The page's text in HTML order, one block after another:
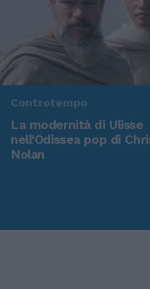
Controtempo
La modernità di Ulisse
nell'Odissea pop di
Nolan